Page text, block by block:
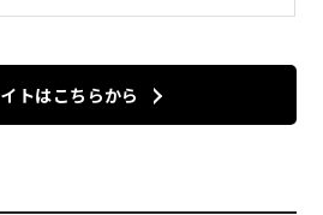
トはこちらから